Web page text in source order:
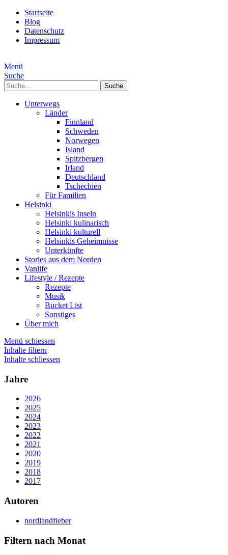
Startseite
Blog
Datenschutz
Impressum
Menü
Suche
Suche
Unterwegs
Länder
Finnland
Schweden
Norwegen
Island
Spitzbergen
Irland
Deutschland
Tschechien
Für Familien
Helsinki
Helsinkis Inseln
Helsinki kulinarisch
Helsinki kulturell
Helsinkis Geheimnisse
Unterkünfte
Stories aus dem Norden
Vanlife
Lifestyle / Rezepte
Rezepte
Musik
Bucket List
Sonstiges
Über mich
Menü schiessen
Inhalte filtern
Inhalte schliessen
Jahre
2026
2025
2024
2023
2022
2021
2020
2019
2018
2017
Autoren
nordlandfieber
Filtern nach Monat